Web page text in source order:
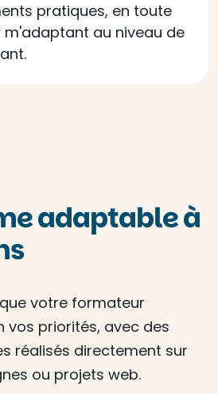
pratiques, en toute
m'adaptant au niveau de
adaptable à
votre formateur
vos priorités, avec des
réalisés directement sur
ou projets web.